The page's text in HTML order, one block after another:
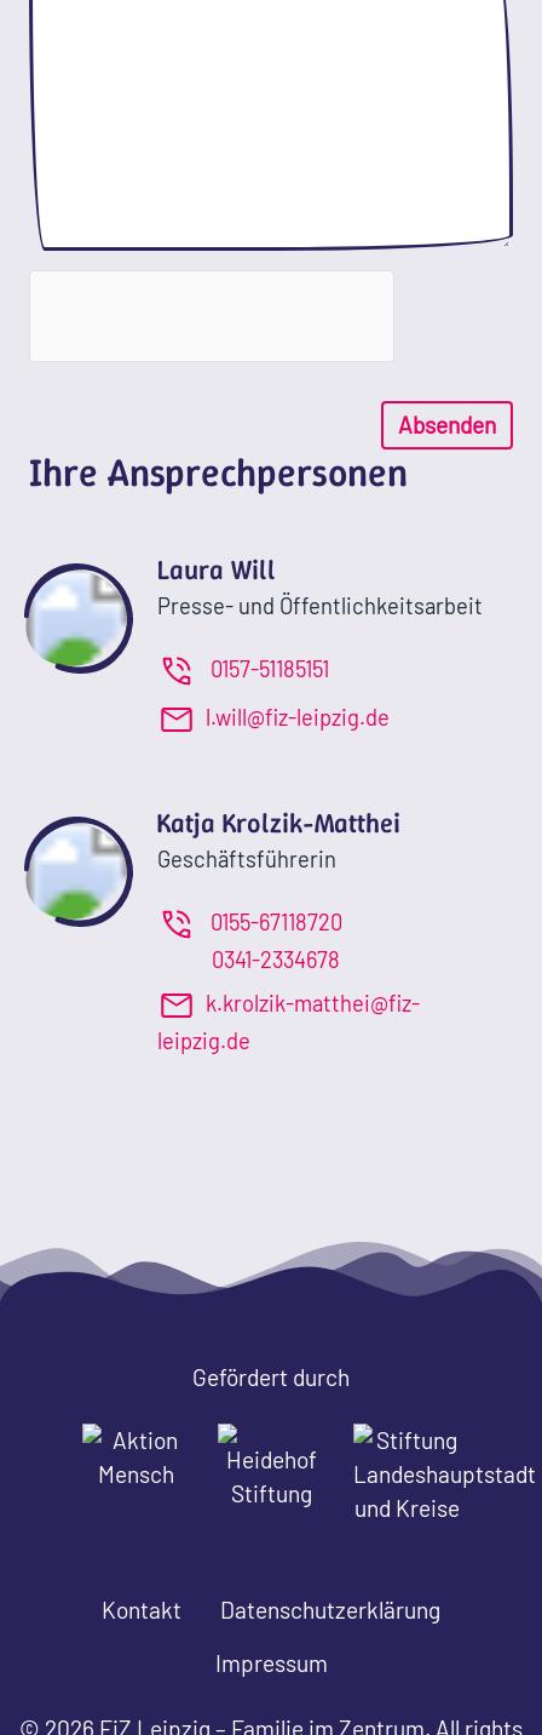
Absenden
Ihre Ansprechpersonen
Laura Will
Presse- und Öffentlichkeitsarbeit
0157-51185151
l.will@fiz-leipzig.de
Katja Krolzik-Matthei
Geschäftsführerin
0155-67118720
0341-2334678
k.krolzik-matthei@fiz-
leipzig.de
Gefördert durch
Kontakt
Datenschutzerklärung
Impressum
© 2026 FiZ Leipzig – Familie im Zentrum. All rights